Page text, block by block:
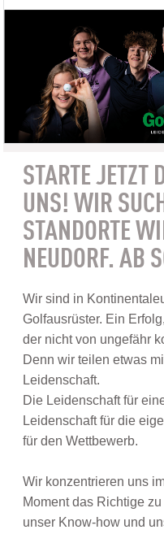
STARTE JETZT
UNS! WIR
STANDORTE
NEUDORF. AB
Wir sind in
Golfausrüster. Ein
der nicht von ungefähr
Denn wir teilen etwas
Leidenschaft.
Die Leidenschaft für
Leidenschaft für die
für den Wettbewerb.
Wir konzentrieren uns
Moment das Richtige
unser Know-how und